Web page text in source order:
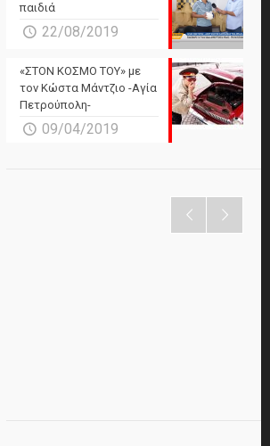
παιδιά
22/08/2019
«ΣΤΟΝ ΚΟΣΜΟ ΤΟΥ» με
τον Κώστα Μάντζιο -Αγία
Πετρούπολη-
09/04/2019